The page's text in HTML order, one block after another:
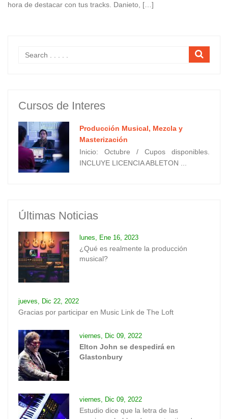
hora de destacar con tus tracks. Danieto, […]
Cursos de Interes
Producción Musical, Mezcla y
Masterización
Inicio: Octubre / Cupos disponibles.
INCLUYE LICENCIA ABLETON ...
Últimas Noticias
lunes, Ene 16, 2023
¿Qué es realmente la producción
musical?
jueves, Dic 22, 2022
Gracias por participar en Music Link de The Loft
viernes, Dic 09, 2022
Elton John se despedirá en
Glastonbury
viernes, Dic 09, 2022
Estudio dice que la letra de las